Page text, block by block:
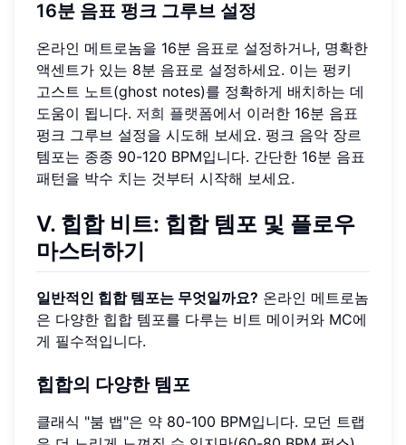
16분 음표 펑크 그루브 설정
온라인 메트로놈을 16분 음표로 설정하거나, 명확한
액센트가 있는 8분 음표로 설정하세요. 이는 펑키
고스트 노트(ghost notes)를 정확하게 배치하는 데
도움이 됩니다. 저희 플랫폼에서 이러한 16분 음표
펑크 그루브 설정을 시도해 보세요. 펑크 음악 장르
템포는 종종 90-120 BPM입니다. 간단한 16분 음표
패턴을 박수 치는 것부터 시작해 보세요.
V. 힙합 비트: 힙합 템포 및 플로우
마스터하기
일반적인 힙합 템포는 무엇일까요? 온라인 메트로놈
은 다양한 힙합 템포를 다루는 비트 메이커와 MC에
게 필수적입니다.
힙합의 다양한 템포
클래식 "붐 뱁"은 약 80-100 BPM입니다. 모던 트랩